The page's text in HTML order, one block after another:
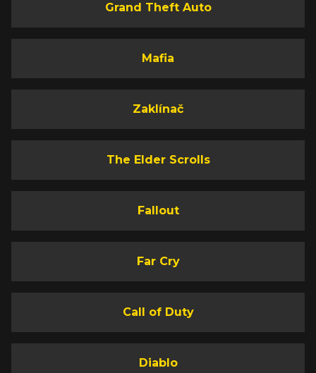
Grand Theft Auto
Mafia
Zaklínač
The Elder Scrolls
Fallout
Far Cry
Call of Duty
Diablo